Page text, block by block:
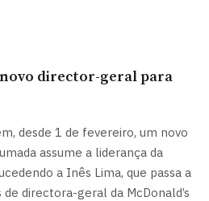
director-geral para
desde 1 de fevereiro, um novo
assume a liderança da
a Inês Lima, que passa a
directora-geral da McDonald’s